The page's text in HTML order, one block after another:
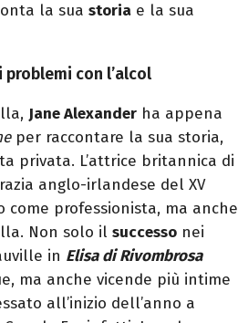
la sua storia e la sua
con l’alcol
Jane Alexander ha appena
per raccontare la sua storia,
privata. L’attrice britannica di
anglo-irlandese del XV
professionista, ma anche
Non solo il successo nei
in Elisa di Rivombrosa
ma anche vicende più intime
all’inizio dell’anno a